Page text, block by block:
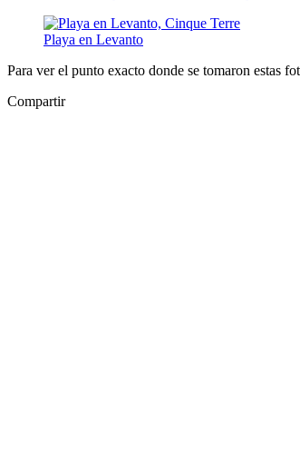
Playa en Levanto
Para ver el punto exacto donde se tomaron estas
Compartir